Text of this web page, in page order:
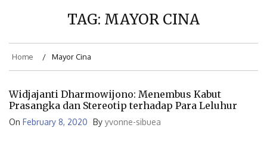
TAG: MAYOR CINA
Mayor Cina
Widjajanti Dharmowijono: Menembus Kabut
Prasangka dan Stereotip terhadap Para Leluhur
February 8, 2020 By yvonne-sibuea